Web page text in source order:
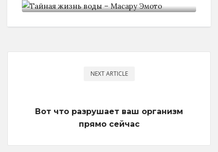
NEXT ARTICLE
Вот что разрушает ваш организм
прямо сейчас